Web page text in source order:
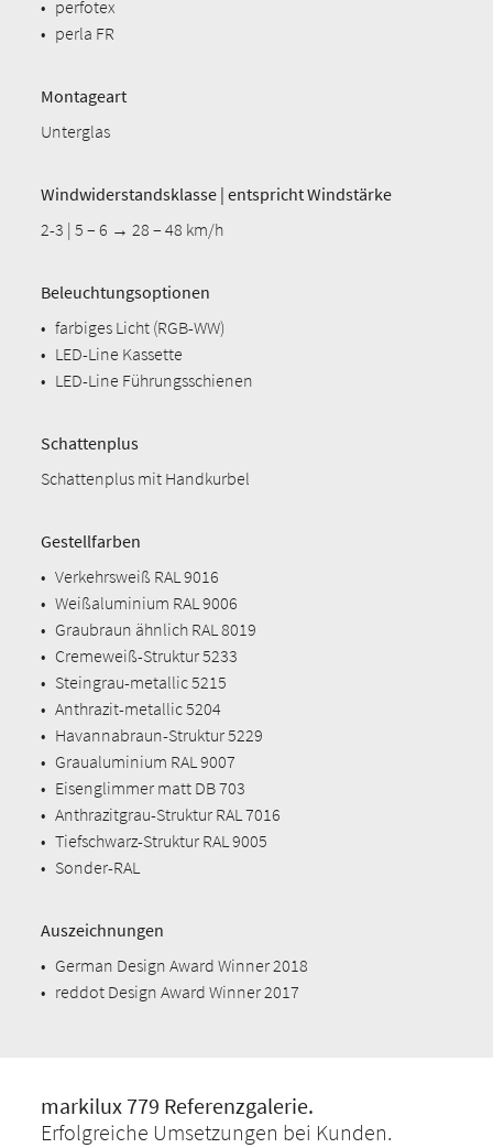
• perfotex
• perla FR
Montageart
Unterglas
Windwiderstandsklasse | entspricht Windstärke
2-3 | 5 – 6 → 28 – 48 km/h
Beleuchtungsoptionen
• farbiges Licht (RGB-WW)
• LED-Line Kassette
• LED-Line Führungsschienen
Schattenplus
Schattenplus mit Handkurbel
Gestellfarben
• Verkehrsweiß RAL 9016
• Weißaluminium RAL 9006
• Graubraun ähnlich RAL 8019
• Cremeweiß-Struktur 5233
• Steingrau-metallic 5215
• Anthrazit-metallic 5204
• Havannabraun-Struktur 5229
• Graualuminium RAL 9007
• Eisenglimmer matt DB 703
• Anthrazitgrau-Struktur RAL 7016
• Tiefschwarz-Struktur RAL 9005
• Sonder-RAL
Auszeichnungen
• German Design Award Winner 2018
• reddot Design Award Winner 2017
markilux 779 Referenzgalerie.
Erfolgreiche Umsetzungen bei Kunden.